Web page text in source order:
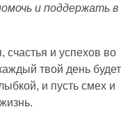
и поддержать в
счастья и успехов во
твой день будет
и пусть смех и